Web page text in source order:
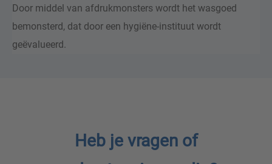
Door middel van afdrukmonsters wordt het wasgoed
bemonsterd, dat door een hygiëne-instituut wordt
geëvalueerd.
Heb je vragen of